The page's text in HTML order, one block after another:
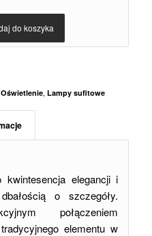
do koszyka
Oświetlenie, Lampy sufitowe
elegancji i
o szczegóły.
połączeniem
elementu w